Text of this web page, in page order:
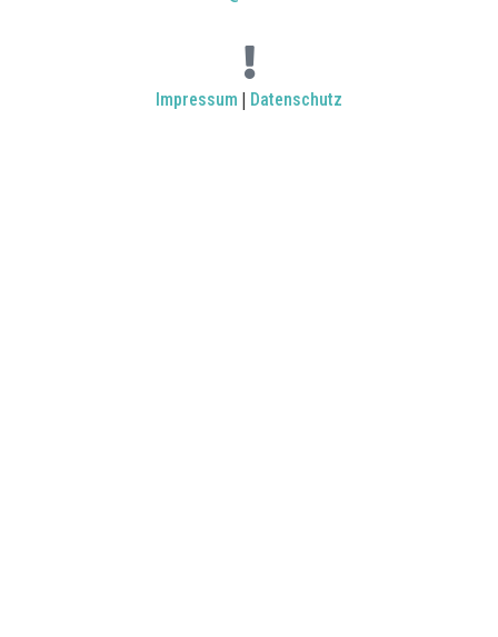
Impressum | Datenschutz